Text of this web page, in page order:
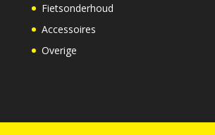
Fietsonderhoud
Accessoires
Overige